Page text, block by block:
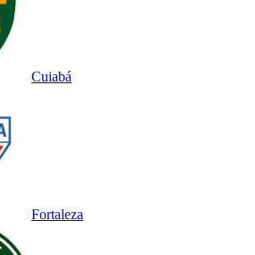
Cuiabá
Fortaleza